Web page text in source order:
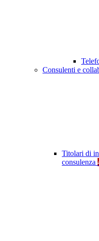
Consulenti e
Titolari di
consulenza